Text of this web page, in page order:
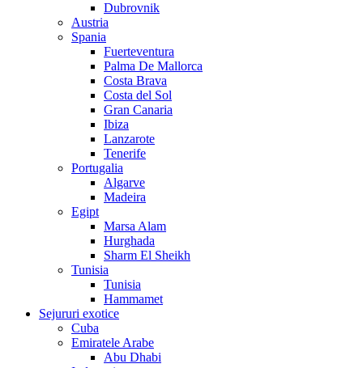
Dubrovnik
Austria
Spania
Fuerteventura
Palma De Mallorca
Costa Brava
Costa del Sol
Gran Canaria
Ibiza
Lanzarote
Tenerife
Portugalia
Algarve
Madeira
Egipt
Marsa Alam
Hurghada
Sharm El Sheikh
Tunisia
Tunisia
Hammamet
Sejururi exotice
Cuba
Emiratele Arabe
Abu Dhabi